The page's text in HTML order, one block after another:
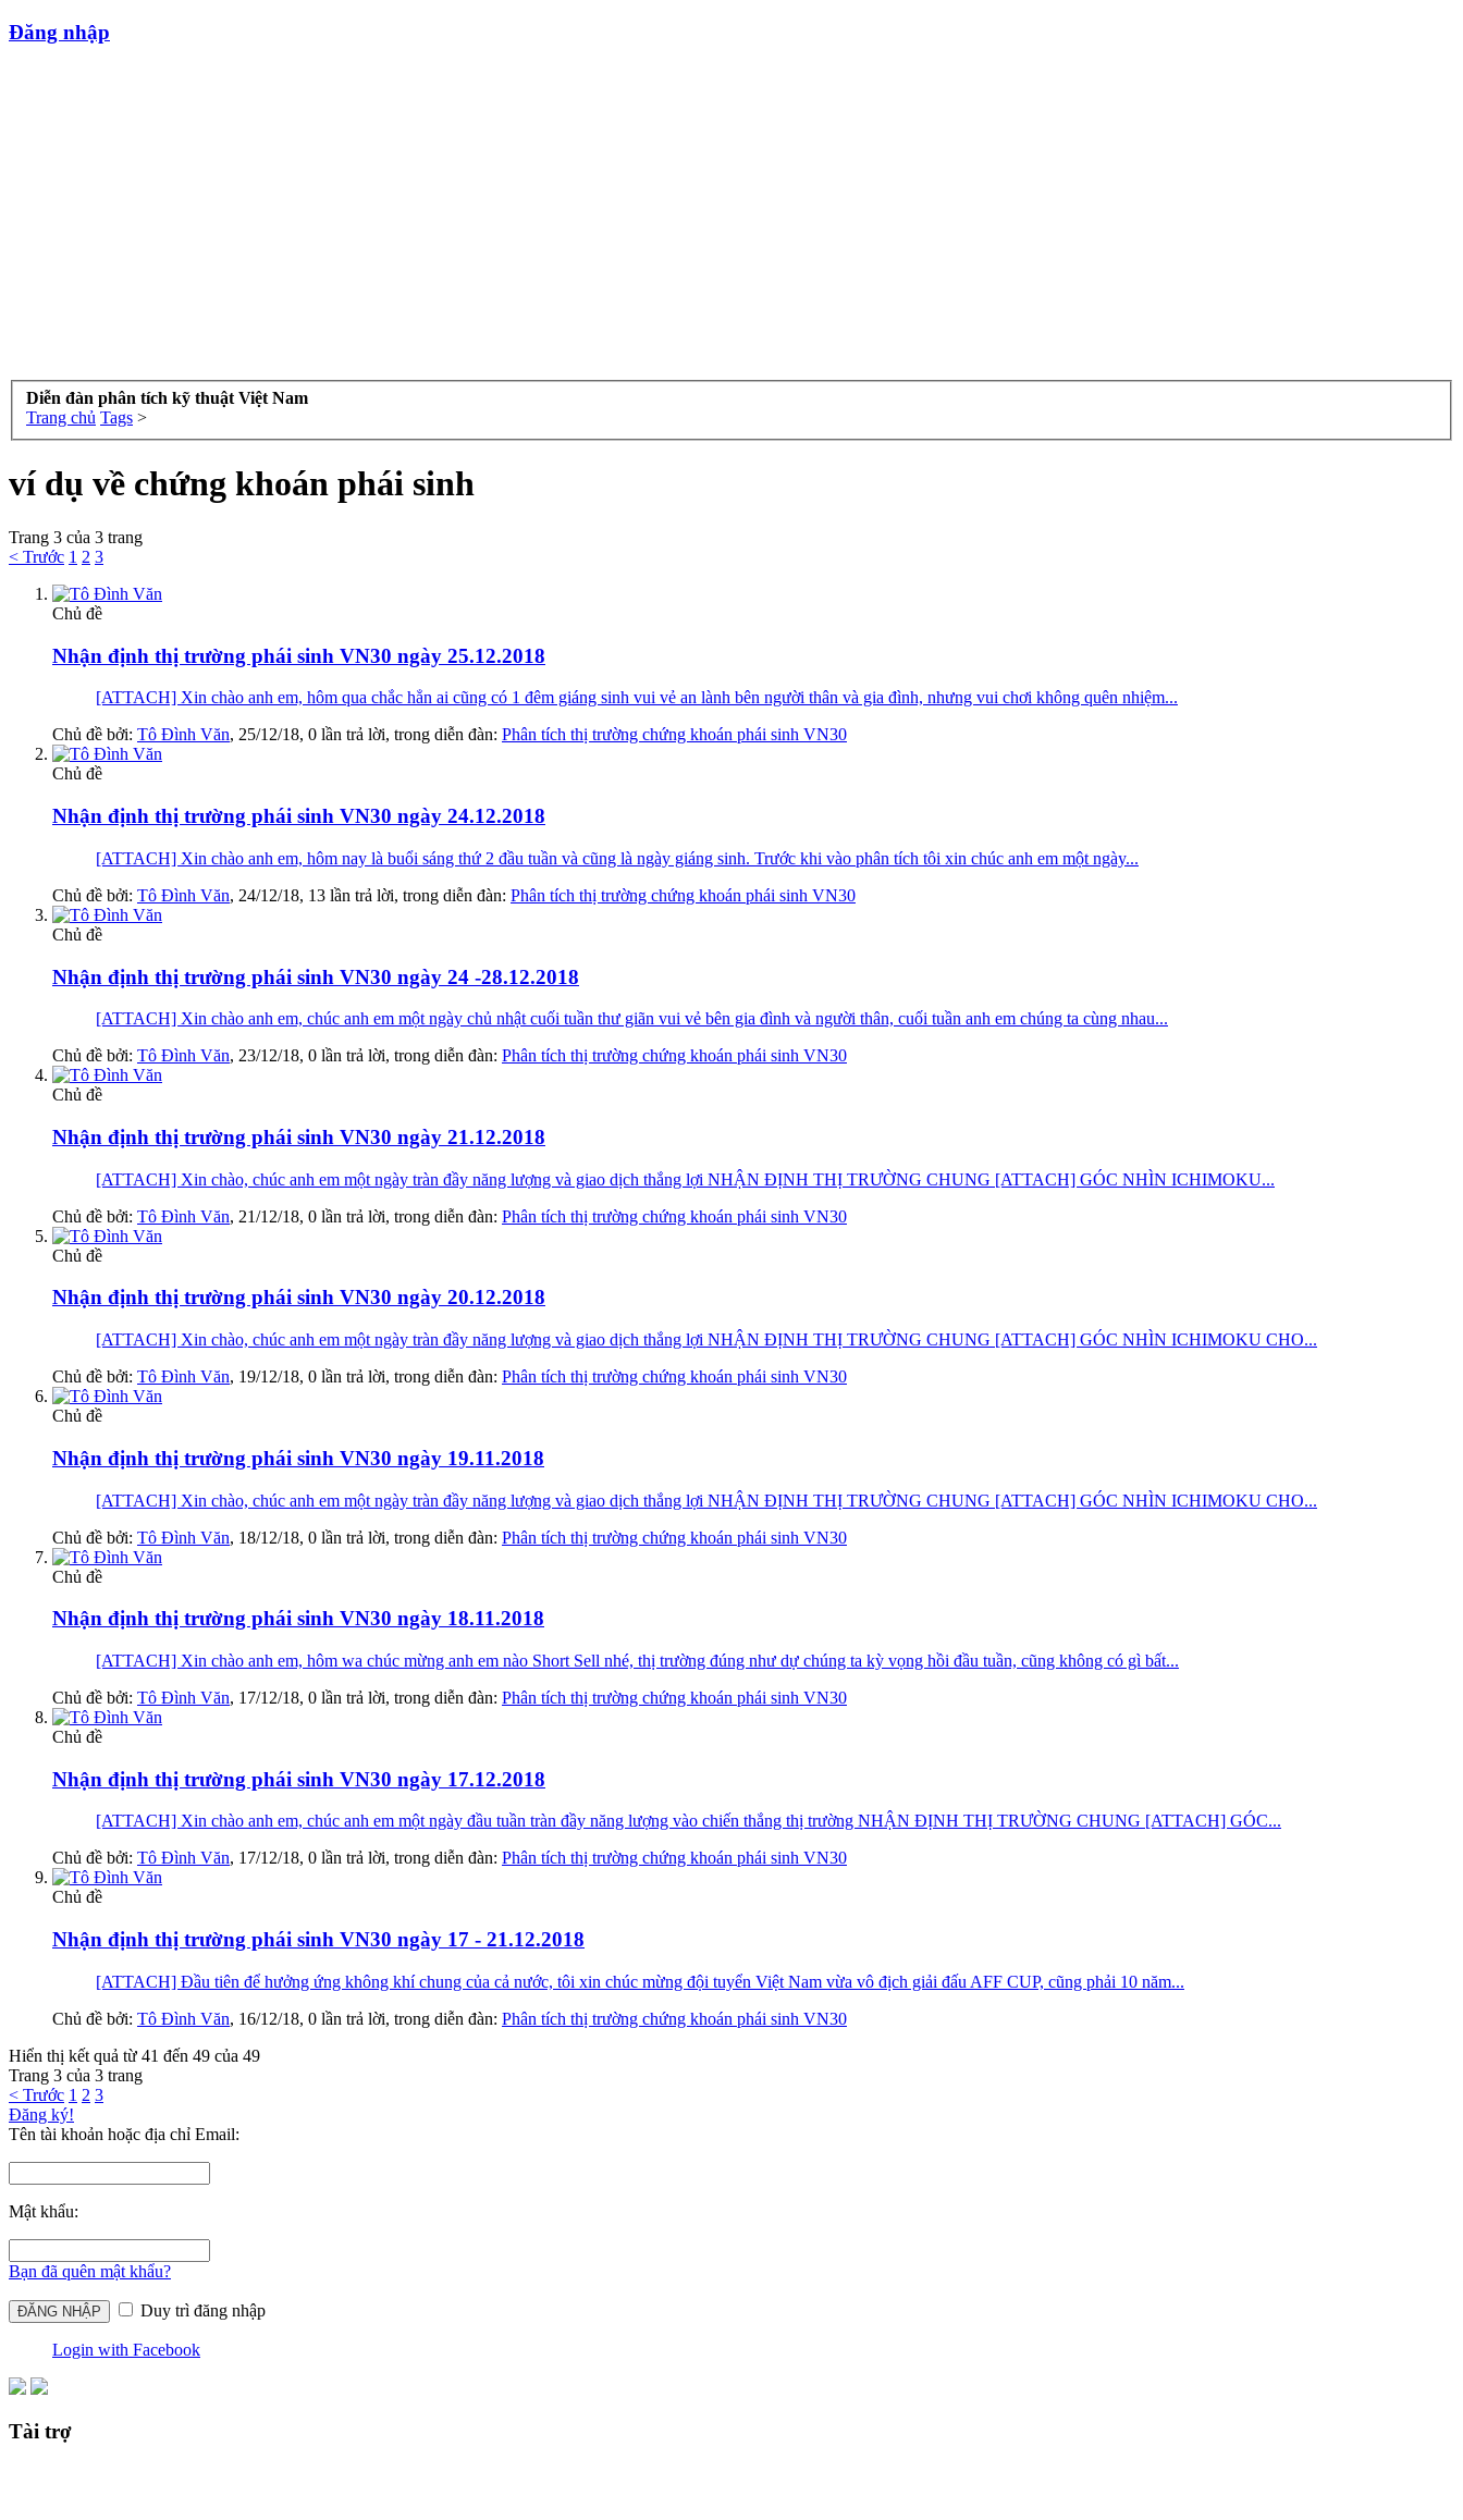
Đăng nhập
Diễn đàn phân tích kỹ thuật Việt Nam
Trang chủ Tags >
ví dụ về chứng khoán phái sinh
Trang 3 của 3 trang
< Trước 1 2 3
Chủ đề
Nhận định thị trường phái sinh VN30 ngày 25.12.2018
[ATTACH] Xin chào anh em, hôm qua chắc hẳn ai cũng có 1 đêm giáng sinh vui vẻ an lành bên người thân và gia đình, nhưng vui chơi không quên nhiệm...
Chủ đề bởi: Tô Đình Văn, 25/12/18, 0 lần trả lời, trong diễn đàn: Phân tích thị trường chứng khoán phái sinh VN30
Chủ đề
Nhận định thị trường phái sinh VN30 ngày 24.12.2018
[ATTACH] Xin chào anh em, hôm nay là buổi sáng thứ 2 đầu tuần và cũng là ngày giáng sinh. Trước khi vào phân tích tôi xin chúc anh em một ngày...
Chủ đề bởi: Tô Đình Văn, 24/12/18, 13 lần trả lời, trong diễn đàn: Phân tích thị trường chứng khoán phái sinh VN30
Chủ đề
Nhận định thị trường phái sinh VN30 ngày 24 -28.12.2018
[ATTACH] Xin chào anh em, chúc anh em một ngày chủ nhật cuối tuần thư giãn vui vẻ bên gia đình và người thân, cuối tuần anh em chúng ta cùng nhau...
Chủ đề bởi: Tô Đình Văn, 23/12/18, 0 lần trả lời, trong diễn đàn: Phân tích thị trường chứng khoán phái sinh VN30
Chủ đề
Nhận định thị trường phái sinh VN30 ngày 21.12.2018
[ATTACH] Xin chào, chúc anh em một ngày tràn đầy năng lượng và giao dịch thắng lợi NHẬN ĐỊNH THỊ TRƯỜNG CHUNG [ATTACH] GÓC NHÌN ICHIMOKU...
Chủ đề bởi: Tô Đình Văn, 21/12/18, 0 lần trả lời, trong diễn đàn: Phân tích thị trường chứng khoán phái sinh VN30
Chủ đề
Nhận định thị trường phái sinh VN30 ngày 20.12.2018
[ATTACH] Xin chào, chúc anh em một ngày tràn đầy năng lượng và giao dịch thắng lợi NHẬN ĐỊNH THỊ TRƯỜNG CHUNG [ATTACH] GÓC NHÌN ICHIMOKU CHO...
Chủ đề bởi: Tô Đình Văn, 19/12/18, 0 lần trả lời, trong diễn đàn: Phân tích thị trường chứng khoán phái sinh VN30
Chủ đề
Nhận định thị trường phái sinh VN30 ngày 19.11.2018
[ATTACH] Xin chào, chúc anh em một ngày tràn đầy năng lượng và giao dịch thắng lợi NHẬN ĐỊNH THỊ TRƯỜNG CHUNG [ATTACH] GÓC NHÌN ICHIMOKU CHO...
Chủ đề bởi: Tô Đình Văn, 18/12/18, 0 lần trả lời, trong diễn đàn: Phân tích thị trường chứng khoán phái sinh VN30
Chủ đề
Nhận định thị trường phái sinh VN30 ngày 18.11.2018
[ATTACH] Xin chào anh em, hôm wa chúc mừng anh em nào Short Sell nhé, thị trường đúng như dự chúng ta kỳ vọng hồi đầu tuần, cũng không có gì bất...
Chủ đề bởi: Tô Đình Văn, 17/12/18, 0 lần trả lời, trong diễn đàn: Phân tích thị trường chứng khoán phái sinh VN30
Chủ đề
Nhận định thị trường phái sinh VN30 ngày 17.12.2018
[ATTACH] Xin chào anh em, chúc anh em một ngày đầu tuần tràn đầy năng lượng vào chiến thắng thị trường NHẬN ĐỊNH THỊ TRƯỜNG CHUNG [ATTACH] GÓC...
Chủ đề bởi: Tô Đình Văn, 17/12/18, 0 lần trả lời, trong diễn đàn: Phân tích thị trường chứng khoán phái sinh VN30
Chủ đề
Nhận định thị trường phái sinh VN30 ngày 17 - 21.12.2018
[ATTACH] Đầu tiên để hưởng ứng không khí chung của cả nước, tôi xin chúc mừng đội tuyển Việt Nam vừa vô địch giải đấu AFF CUP, cũng phải 10 năm...
Chủ đề bởi: Tô Đình Văn, 16/12/18, 0 lần trả lời, trong diễn đàn: Phân tích thị trường chứng khoán phái sinh VN30
Hiển thị kết quả từ 41 đến 49 của 49
Trang 3 của 3 trang
< Trước 1 2 3
Đăng ký!
Tên tài khoản hoặc địa chỉ Email:
Mật khẩu:
Bạn đã quên mật khẩu?
Duy trì đăng nhập
Login with Facebook
Tài trợ